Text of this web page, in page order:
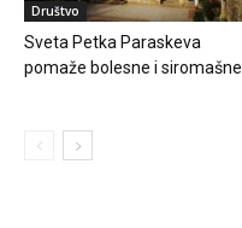
Društvo
Sveta Petka Paraskeva
pomaže bolesne i siromašne